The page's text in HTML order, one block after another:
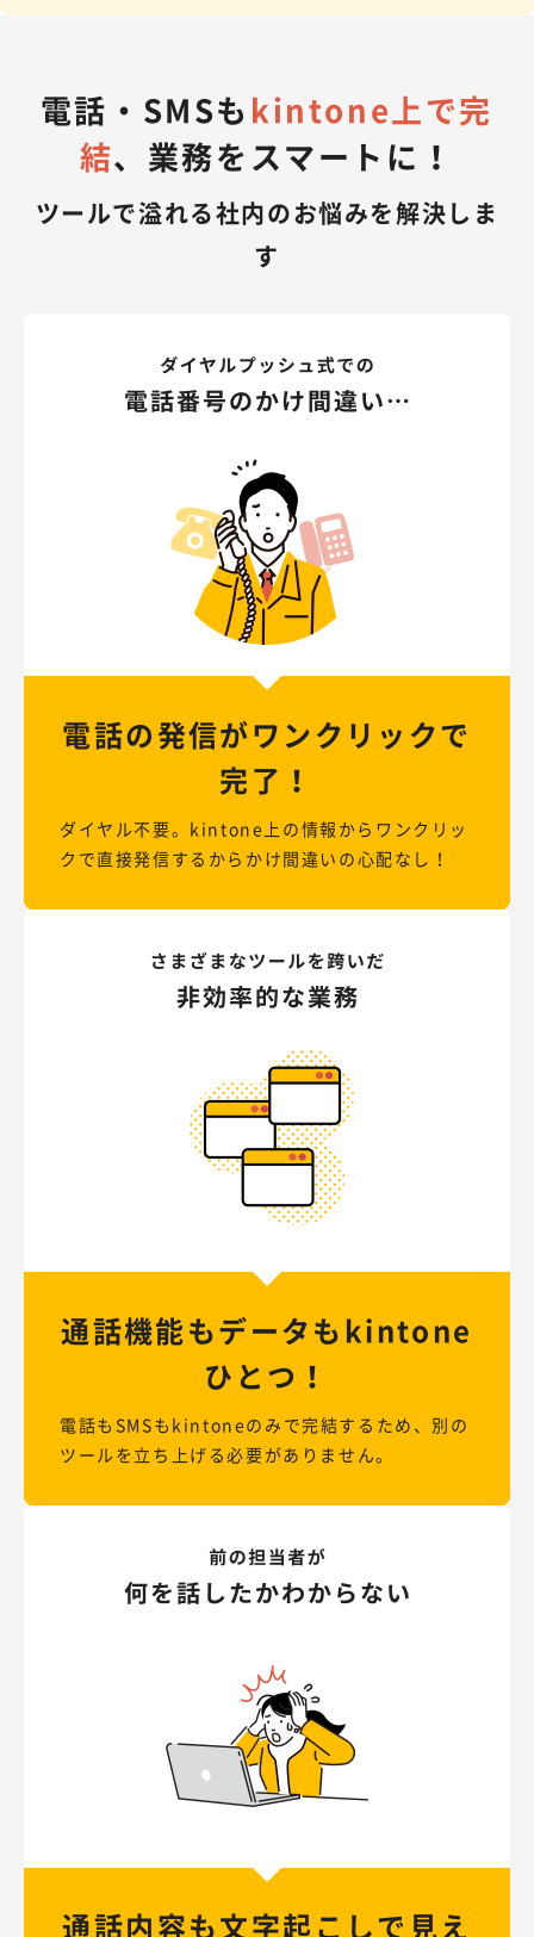
電話・SMSも kintone上で完
結、業務をスマートに！
ツールで溢れる社内のお悩みを解決しま
す
電話の発信がワンクリックで
完了！
ダイヤル不要。kintone上の情報からワンクリッ
クで直接発信するからかけ間違いの心配なし！
通話機能もデータもkintone
ひとつ！
電話もSMSもkintoneのみで完結するため、別の
ツールを立ち上げる必要がありません。
通話内容も文字起こしで 見え